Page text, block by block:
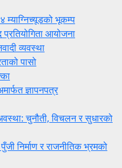
म्याग्निच्यूडको भूकम्प
आयोजना
व्यवस्था
पासो
ज्ञापनपत्र
चुनौती, विचलन र सुधारको
निर्माण र राजनीतिक भ्रमको